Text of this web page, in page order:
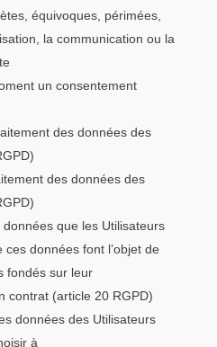
équivoques, périmées,
la communication ou la
un consentement
des données des
des données des
que les Utilisateurs
données font l’objet de
fondés sur leur
contrat (article 20 RGPD)
données des Utilisateurs
à